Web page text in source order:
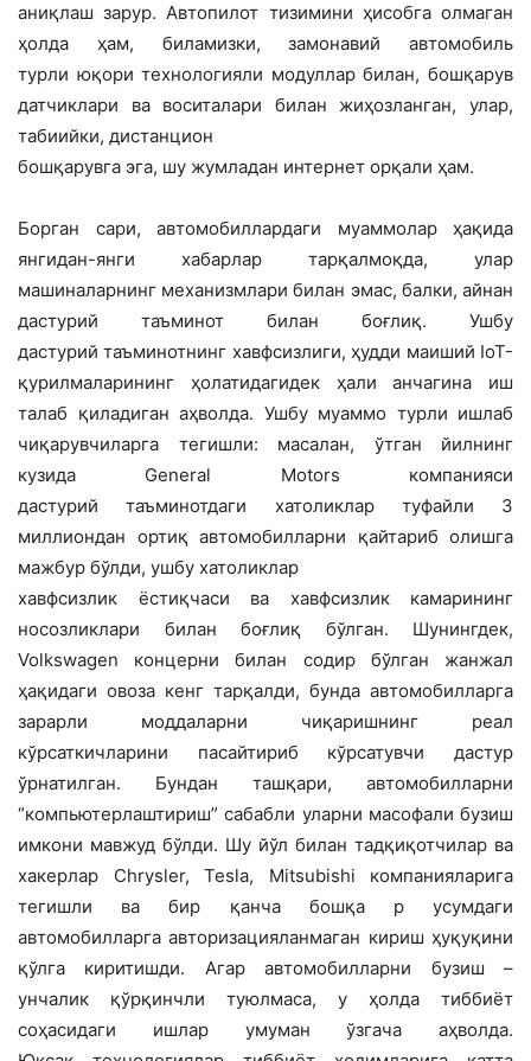
аниқлаш зарур. Автопилот тизимини ҳисобга олмаган
ҳолда ҳам, биламизки, замонавий автомобиль
турли юқори технологияли модуллар билан, бошқарув
датчиклари ва воситалари билан жиҳозланган, улар,
табиийки, дистанцион
бошқарувга эга, шу жумладан интернет орқали ҳам.
Борган сари, автомобиллардаги муаммолар ҳақида
янгидан-янги хабарлар тарқалмоқда, улар
машиналарнинг механизмлари билан эмас, балки, айнан
дастурий таъминот билан боғлиқ. Ушбу
дастурий таъминотнинг хавфсизлиги, ҳудди маиший IoT-
қурилмаларининг ҳолатидагидек ҳали анчагина иш
талаб қиладиган аҳволда. Ушбу муаммо турли ишлаб
чиқарувчиларга тегишли: масалан, ўтган йилнинг
кузида General Motors компанияси
дастурий таъминотдаги хатоликлар туфайли 3
миллиондан ортиқ автомобилларни қайтариб олишга
мажбур бўлди, ушбу хатоликлар
хавфсизлик ёстиқчаси ва хавфсизлик камарининг
носозликлари билан боғлиқ бўлган. Шунингдек,
Volkswagen концерни билан содир бўлган жанжал
ҳақидаги овоза кенг тарқалди, бунда автомобилларга
зарарли моддаларни чиқаришнинг реал
кўрсаткичларини пасайтириб кўрсатувчи дастур
ўрнатилган. Бундан ташқари, автомобилларни
“компьютерлаштириш” сабабли уларни масофали бузиш
имкони мавжуд бўлди. Шу йўл билан тадқиқотчилар ва
хакерлар Chrysler, Tesla, Mitsubishi компанияларига
тегишли ва бир қанча бошқа р усумдаги
автомобилларга авторизацияланмаган кириш ҳуқуқини
қўлга киритишди. Агар автомобилларни бузиш –
унчалик қўрқинчли туюлмаса, у ҳолда тиббиёт
соҳасидаги ишлар умуман ўзгача аҳволда.